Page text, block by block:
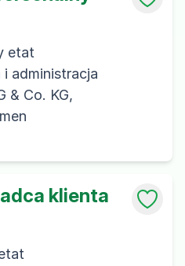
etat
administracja
& Co. KG,
klienta